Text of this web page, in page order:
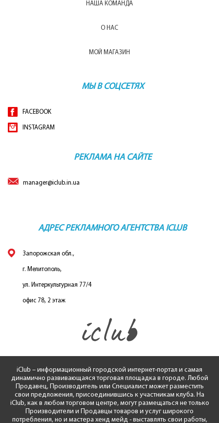
НАША КОМАНДА
О НАС
МОЙ МАГАЗИН
МЫ В СОЦСЕТЯХ
FACEBOOK
INSTAGRAM
РЕКЛАМА НА САЙТЕ
manager@iclub.in.ua
АДРЕС РЕКЛАМНОГО АГЕНТСТВА ICLUB
Запорожская обл.,
г. Мелитополь,
ул. Интеркультурная 77/4
офис 78, 2 этаж
iClub – информационный городской интернет-портал и самая
динамично развивающаяся торговая площадка в городе. Любой
Продавец, Производитель или Специалист может разместить
свои предложения, присоединившись к участникам клуба. На
iClub, как в любом торговом центре, могут размещаться не только
Производители и Продавцы товаров и услуг широкого
потребления, но и мастера хенд мейд - выставлять свои работы,